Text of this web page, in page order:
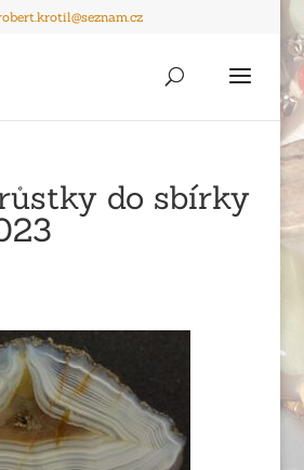
do sbírky